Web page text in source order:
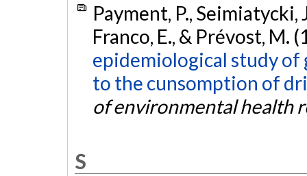
Payment, P., Seimiatycki,
Franco, E., & Prévost, M.
epidemiological study
to the cunsomption of
of environmental health
S